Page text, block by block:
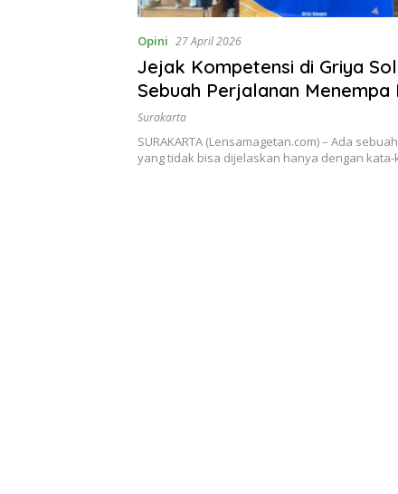
Opini 27 April 2026
Jejak Kompetensi di Griya
Sebuah Perjalanan Menempa
Surakarta
SURAKARTA (Lensamagetan.com) – Ada
yang tidak bisa dijelaskan hanya dengan